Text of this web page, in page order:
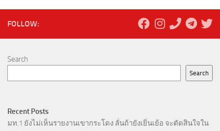
FOLLOW:
Search
Search
Recent Posts
มท.1 ยังไม่เห็นรายงานเขากระโดง ลั่นถ้ายังเยิ่นเย้อ จะตัดสินใจใน